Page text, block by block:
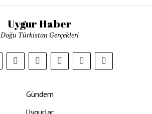
Uygur Haber
Doğu Türkistan Gerçekleri
Gündem
Uygurlar